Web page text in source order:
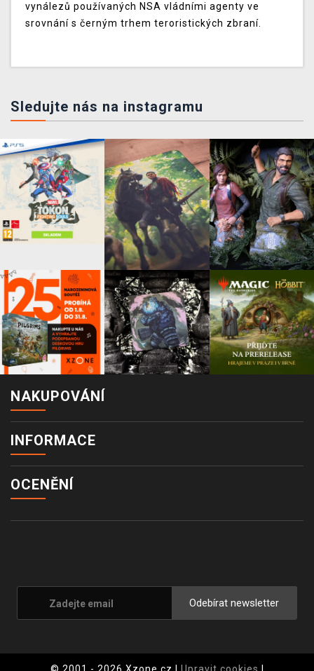
vynálezů používaných NSA vládními agenty ve
srovnání s černým trhem teroristických zbraní.
Sledujte nás na instagramu
NAKUPOVÁNÍ
INFORMACE
OCENĚNÍ
Odebírat newsletter